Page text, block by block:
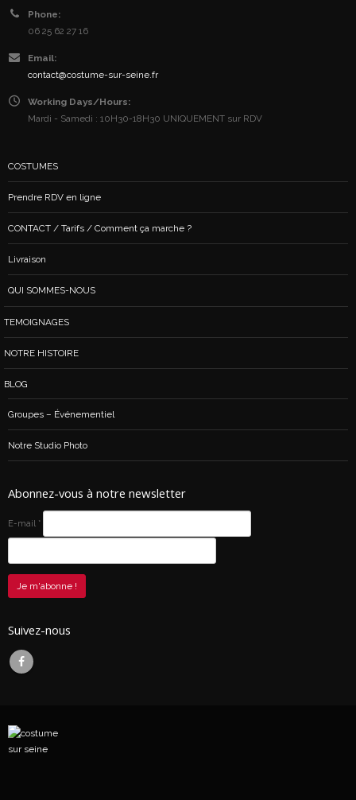
Phone:
06 25 62 27 16
Email:
contact@costume-sur-seine.fr
Working Days/Hours:
Mardi - Samedi : 10H30-18H30 UNIQUEMENT sur RDV
COSTUMES
Prendre RDV en ligne
CONTACT / Tarifs / Comment ça marche ?
Livraison
QUI SOMMES-NOUS
TEMOIGNAGES
NOTRE HISTOIRE
BLOG
Groupes – Événementiel
Notre Studio Photo
Abonnez-vous à notre newsletter
E-mail *
Suivez-nous